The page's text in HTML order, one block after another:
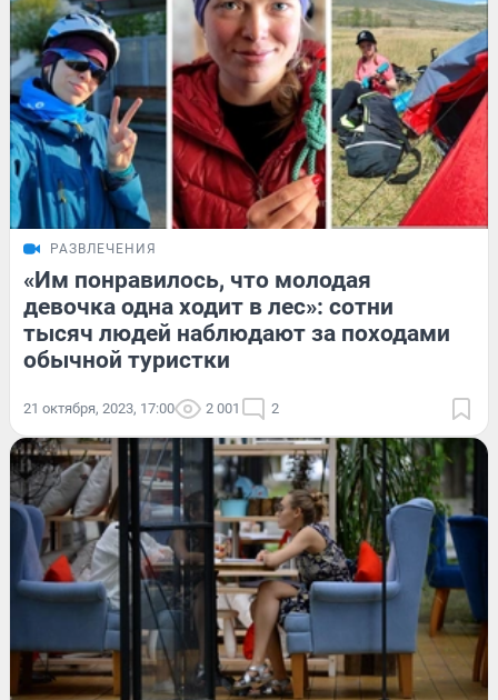
РАЗВЛЕЧЕНИЯ
«Им понравилось, что молодая
девочка одна ходит в лес»: сотни
тысяч людей наблюдают за походами
обычной туристки
21 октября, 2023, 17:00 2 001 2